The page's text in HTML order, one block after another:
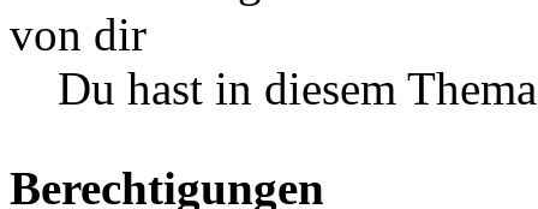
Du hast in diesem
Berechtigungen